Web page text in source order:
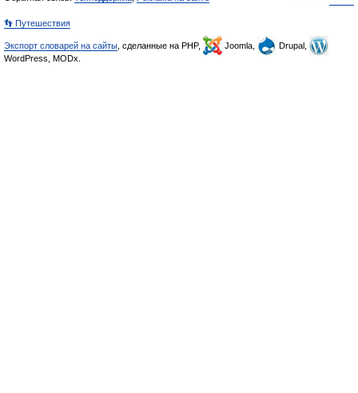
👣 Путешествия
Экспорт словарей на сайты , сделанные на PHP, Joomla,
Drupal,
WordPress, MODx.